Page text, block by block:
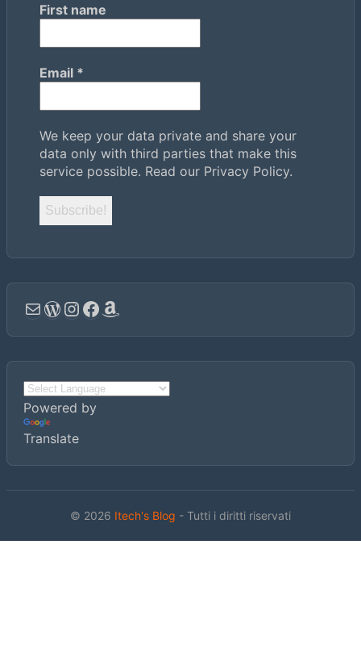
First name
Email *
We keep your data private and share your
data only with third parties that make this
service possible. Read our Privacy Policy.
Email
WordPress
Instagram
Facebook
Amazon
Powered by
Translate
© 2026 Itech's Blog - Tutti i diritti riservati